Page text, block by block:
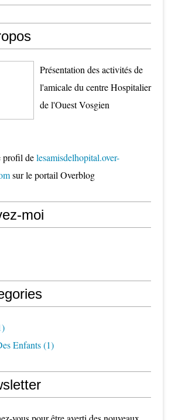
Présentation des activités de
l'amicale du centre Hospitalier
de l'Ouest Vosgien
profil delesamisdelhopital.over-
sur le portail Overblog
moi
Enfants(1)